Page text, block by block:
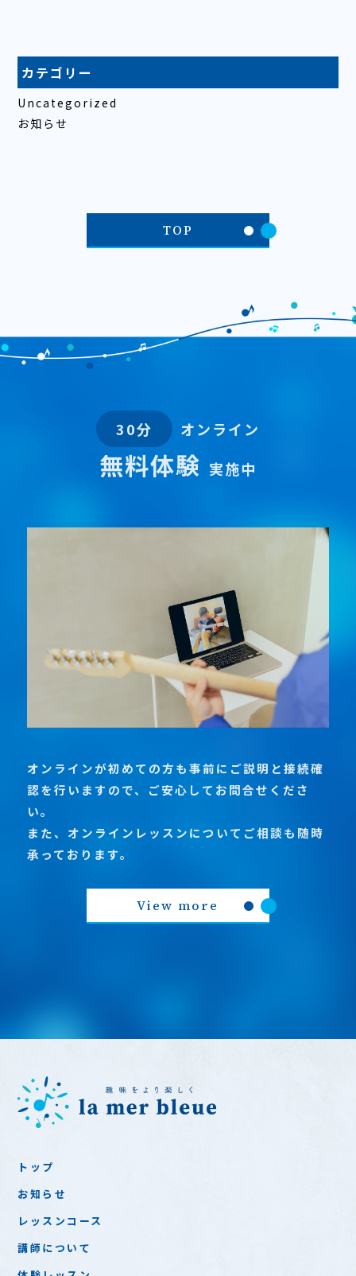
カテゴリー
Uncategorized
お知らせ
TOP
30分 オンライン
無料体験 実施中
オンラインが初めての方も事前にご説明と接続確
認を行いますので、ご安心してお問合せくださ
い。
また、オンラインレッスンについてご相談も随時
承っております。
View more
トップ
お知らせ
レッスンコース
講師について